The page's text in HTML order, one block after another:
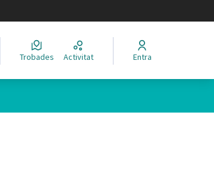
Trobades Activitat Entra